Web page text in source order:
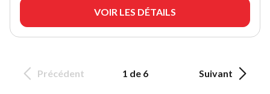
VOIR LES DÉTAILS
Précédent 1 de 6 Suivant